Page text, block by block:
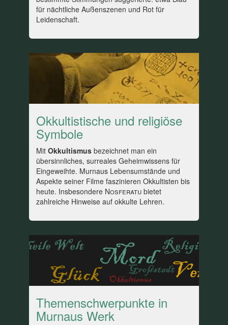
für nächtliche Außenszenen und Rot für
Leidenschaft.
Okkultistische und religiöse
Symbole
Mit Okkultismus bezeichnet man ein
übersinnliches, surreales Geheimwissens für
Eingeweihte. Murnaus Lebensumstände und
Aspekte seiner Filme faszinieren Okkultisten bis
heute. Insbesondere Nosferatu bietet
zahlreiche Hinweise auf okkulte Lehren.
Themenschwerpunkte in
Murnaus Werk